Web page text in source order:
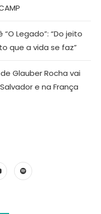
Legado”: “Do jeito
que a vida se faz”
Glauber Rocha vai
e na França